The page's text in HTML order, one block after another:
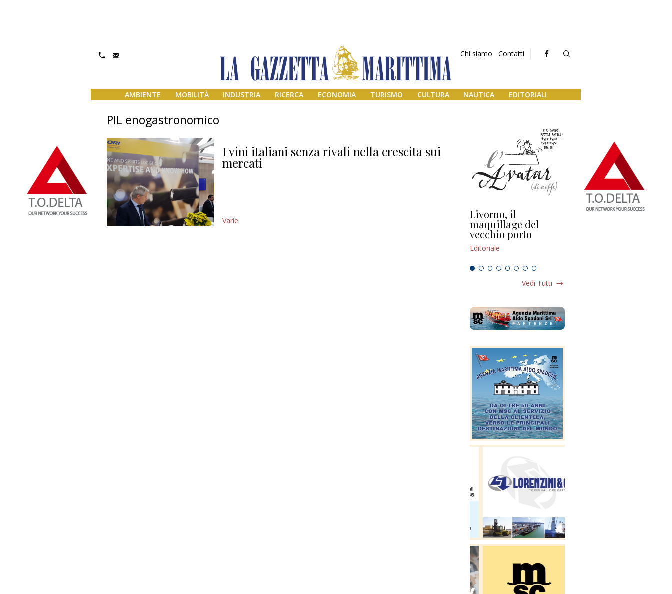
Chi siamo Contatti
AMBIENTE MOBILITÀ INDUSTRIA RICERCA ECONOMIA TURISMO CULTURA NAUTICA EDITORIALI
PIL enogastronomico
I vini italiani senza rivali nella crescita sui
mercati
Varie Livorno, il
maquillage del
vecchio porto
Editoriale
L’uscita di scena di
Vedi Tutti